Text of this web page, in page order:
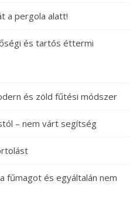
a pergola alatt!
és tartós éttermi
és zöld fűtési módszer
– nem várt segítség
fűmagot és egyáltalán nem